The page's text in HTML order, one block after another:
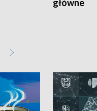
główne